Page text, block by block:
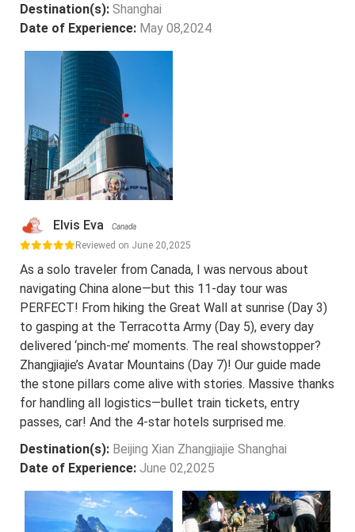
Destination(s): Shanghai
Date of Experience: May 08,2024
Elvis Eva Canada
Reviewed on June 20,2025
As a solo traveler from Canada, I was nervous about
navigating China alone—but this 11-day tour was
PERFECT! From hiking the Great Wall at sunrise (Day 3)
to gasping at the Terracotta Army (Day 5), every day
delivered ‘pinch-me’ moments. The real showstopper?
Zhangjiajie’s Avatar Mountains (Day 7)! Our guide made
the stone pillars come alive with stories. Massive thanks
for handling all logistics—bullet train tickets, entry
passes, car! And the 4-star hotels surprised me.
Destination(s): Beijing Xian Zhangjiajie Shanghai
Date of Experience: June 02,2025